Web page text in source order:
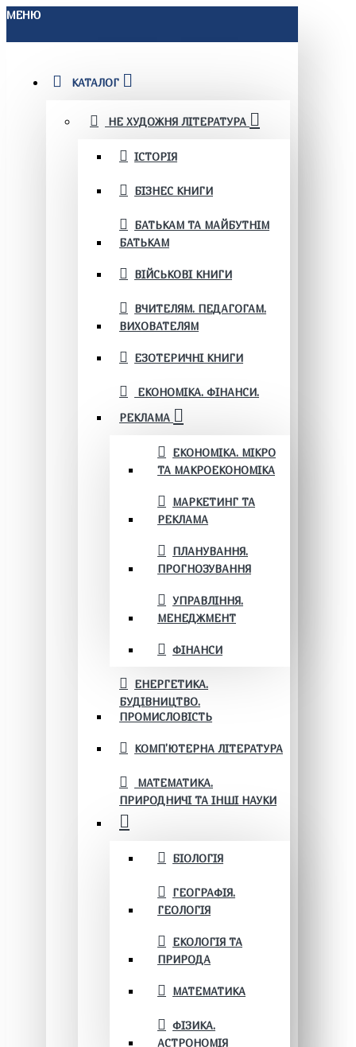
МЕНЮ
КАТАЛОГ
НЕ ХУДОЖНЯ ЛІТЕРАТУРА
ІСТОРІЯ
БІЗНЕС КНИГИ
БАТЬКАМ ТА МАЙБУТНІМ
БАТЬКАМ
ВІЙСЬКОВІ КНИГИ
ВЧИТЕЛЯМ. ПЕДАГОГАМ.
ВИХОВАТЕЛЯМ
ЕЗОТЕРИЧНІ КНИГИ
ЕКОНОМІКА. ФІНАНСИ.
РЕКЛАМА
ЕКОНОМІКА. МІКРО
ТА МАКРОЕКОНОМІКА
МАРКЕТИНГ ТА
РЕКЛАМА
ПЛАНУВАННЯ.
ПРОГНОЗУВАННЯ
УПРАВЛІННЯ.
МЕНЕДЖМЕНТ
ФІНАНСИ
ЕНЕРГЕТИКА.
БУДІВНИЦТВО.
ПРОМИСЛОВІСТЬ
КОМП'ЮТЕРНА ЛІТЕРАТУРА
МАТЕМАТИКА.
ПРИРОДНИЧІ ТА ІНШІ НАУКИ
БІОЛОГІЯ
ГЕОГРАФІЯ.
ГЕОЛОГІЯ
ЕКОЛОГІЯ ТА
ПРИРОДА
МАТЕМАТИКА
ФІЗИКА.
АСТРОНОМІЯ